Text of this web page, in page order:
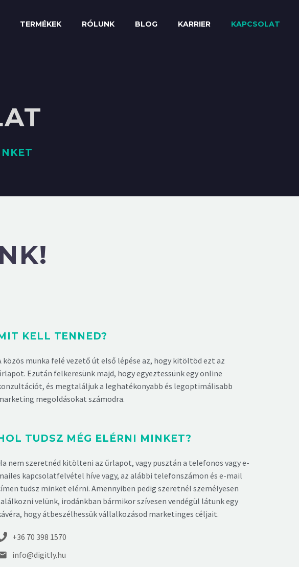
TERMÉKEK RÓLUNK BLOG KARRIER KAPCSOLAT
KELL TENNED?
közös munka felé vezető út első lépése az, hogy kitöltöd ezt az
Ezután felkeresünk majd, hogy egyeztessünk egy online
és megtaláljuk a leghatékonyabb és legoptimálisabb
megoldásokat számodra.
TUDSZ MÉG ELÉRNI MINKET?
nem szeretnéd kitölteni az űrlapot, vagy pusztán a telefonos vagy e-
kapcsolatfelvétel híve vagy, az alábbi telefonszámon és e-mail
tudsz minket elérni. Amennyiben pedig szeretnél személyesen
velünk, irodánkban bármikor szívesen vendégül látunk egy
hogy átbeszélhessük vállalkozásod marketinges céljait.
+36 70 398 1570
info@digitly.hu